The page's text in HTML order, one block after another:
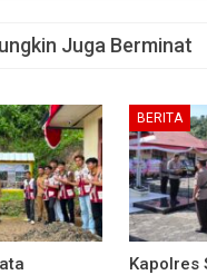
Juga Berminat
BERITA
Kapolres